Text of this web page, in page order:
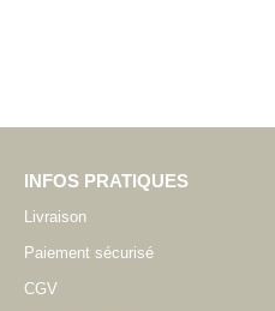
INFOS PRATIQUES
Livraison
Paiement sécurisé
CGV